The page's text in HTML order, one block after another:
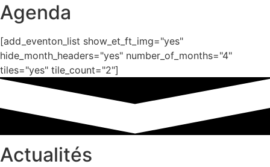
Agenda
[add_eventon_list show_et_ft_img="yes"
hide_month_headers="yes" number_of_months="4"
tiles="yes" tile_count="2"]
Actualités